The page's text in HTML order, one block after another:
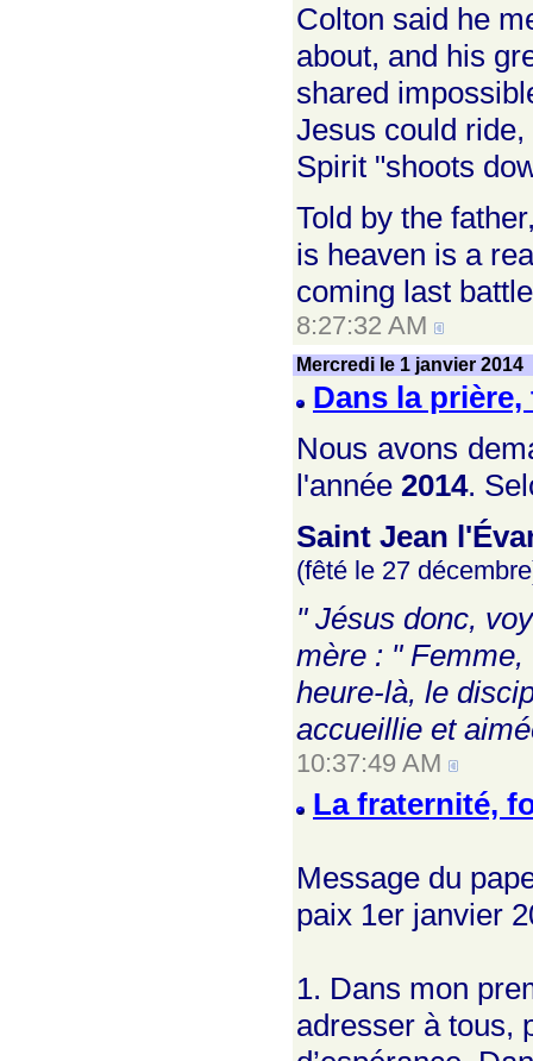
Colton said he
about, and his
shared
Jesus could
Spirit "shoots
Told by the
is heaven is a
coming last
8:27:32 AM
Mercredi le 1 janvier 2014
Dans la
Nous avons
l'année 2014.
Saint Jean
(fêté le 27
" Jésus donc,
mère : "
heure-là, le
accueillie et
10:37:49 AM
La fraternité,
Message du
paix 1er janvier
1. Dans mon
adresser à tous,